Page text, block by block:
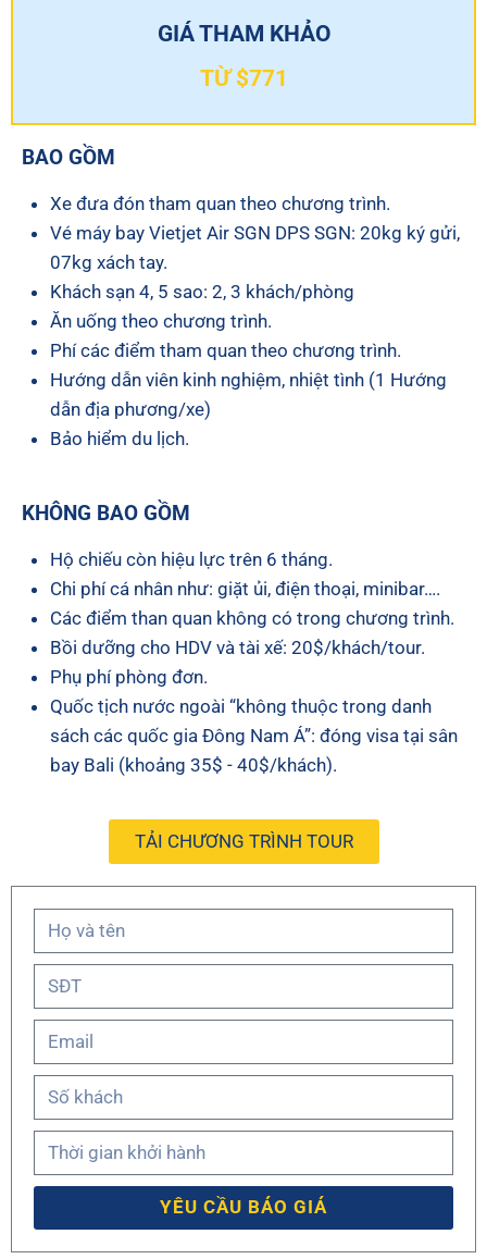
GIÁ THAM KHẢO
TỪ $771
BAO GỒM
Xe đưa đón tham quan theo chương trình.
Vé máy bay Vietjet Air SGN DPS SGN: 20kg ký gửi,
07kg xách tay.
Khách sạn 4, 5 sao: 2, 3 khách/phòng
Ăn uống theo chương trình.
Phí các điểm tham quan theo chương trình.
Hướng dẫn viên kinh nghiệm, nhiệt tình (1 Hướng
dẫn địa phương/xe)
Bảo hiểm du lịch.
KHÔNG BAO GỒM
Hộ chiếu còn hiệu lực trên 6 tháng.
Chi phí cá nhân như: giặt ủi, điện thoại, minibar….
Các điểm than quan không có trong chương trình.
Bồi dưỡng cho HDV và tài xế: 20$/khách/tour.
Phụ phí phòng đơn.
Quốc tịch nước ngoài “không thuộc trong danh
sách các quốc gia Đông Nam Á”: đóng visa tại sân
bay Bali (khoảng 35$ - 40$/khách).
TẢI CHƯƠNG TRÌNH TOUR
YÊU CẦU BÁO GIÁ